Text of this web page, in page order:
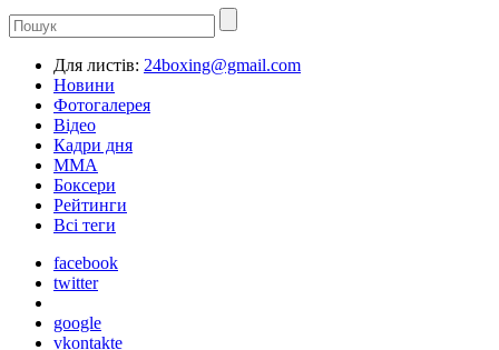
Для листів: 24boxing@gmail.com
Новини
Фотогалерея
Відео
Кадри дня
ММА
Боксери
Рейтинги
Всі теги
facebook
twitter
google
vkontakte